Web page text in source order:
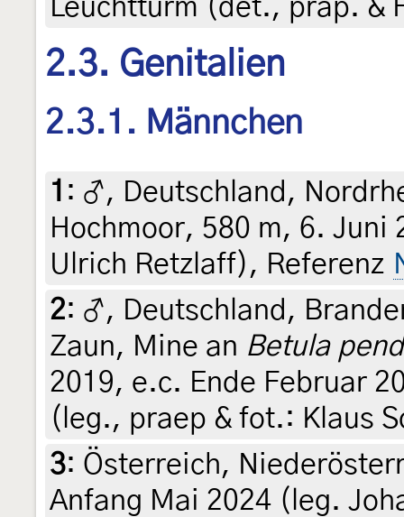
Leuchtturm (det., präp. &
2.3. Genitalien
2.3.1. Männchen
1 : ♂, Deutschland,
Hochmoor, 580 m, 6.
Ulrich Retzlaff), Referenz
2: ♂, Deutschland,
Zaun, Mine an Betula
2019, e.c. Ende Februar
(leg., praep & fot.: Klaus
3: Österreich,
Anfang Mai 2024 (leg.